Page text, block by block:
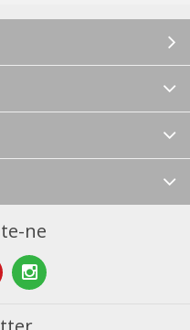
ne